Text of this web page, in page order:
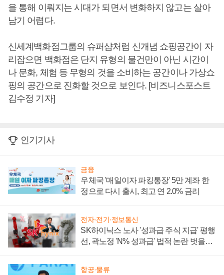
을 통해 이뤄지는 시대가 되면서 변화하지 않고는 살아
남기 어렵다.
신세계백화점그룹의 슈퍼샵처럼 신개념 쇼핑공간이 자
리잡으면 백화점은 단지 유형의 물건만이 아닌 시간이
나 문화, 체험 등 무형의 것을 소비하는 공간이나 가상쇼
핑의 공간으로 진화할 것으로 보인다. [비즈니스포스트
김수정 기자]
인기기사
금융
우체국 '매일이자 파킹통장' 5만 계좌 한
정으로 다시 출시, 최고 연 2.0% 금리
전자·전기·정보통신
SK하이닉스 노사 '성과급 주식 지급' 평행
선, 곽노정 'N% 성과급' 법적 논란 벗을지
항공·물류